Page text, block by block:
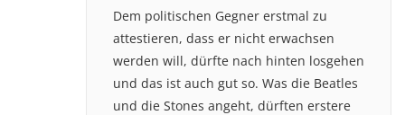
Dem politischen Gegner erstmal zu
attestieren, dass er nicht erwachsen
werden will, dürfte nach hinten losgehen
und das ist auch gut so. Was die Beatles
und die Stones angeht, dürften erstere